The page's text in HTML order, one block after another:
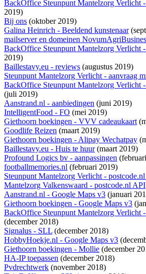
BackOffice Steunpunt Mantelzorg Verlicht
2019)
Bij ons (oktober 2019)
Galina Heinrich - Beeldend kunstenaar
mailserver en domeinen
BackOffice Steunpunt Mantelzorg Verlicht
2019)
Baillestavy.eu - reviews (augustus 2019)
Steunpunt Mantelzorg Verlicht - aanvraag
BackOffice Steunpunt Mantelzorg Verlicht
(juli 2019)
Aanstrand.nl - aanbiedingen (juni 2019)
IntelligentFood - FO (mei 2019)
Giethoorn boekingen - VVV cadeaukaart
Goodlife Reizen (maart 2019)
Giethoorn boekingen - Alipay Wechatpay
Baillestavy.eu - Huis te huur(maart 2019)
Profound Logics bv - aanpassingen
footballmemories.nl (februari 2019)
Steunpunt Mantelzorg Verlicht -
Mantelzorg Valkenswaard - postcode.nl API
Aanstrand.nl - Google Maps v3 (januari
Giethoorn boekingen - Google Maps v3
BackOffice Steunpunt Mantelzorg Verlicht
(december 2018)
Signalus - SLL (december 2018)
HobbyHoekje.nl - Google Maps v3
Giethoorn boekingen - Mollie (december
HA-IP toepassen (december 2018)
Pvdrechtwerk (november 2018)